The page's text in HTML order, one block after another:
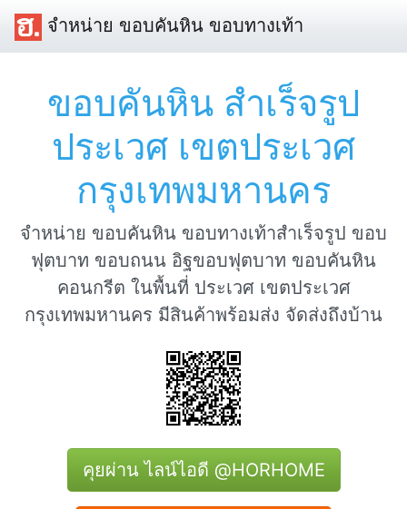
จำหน่าย ขอบคันหิน ขอบทางเท้า
ขอบคันหิน สำเร็จรูป
ประเวศ เขตประเวศ
กรุงเทพมหานคร
จำหน่าย ขอบคันหิน ขอบทางเท้าสำเร็จรูป ขอบ
ฟุตบาท ขอบถนน อิฐขอบฟุตบาท ขอบคันหิน
คอนกรีต ในพื้นที่ ประเวศ เขตประเวศ
กรุงเทพมหานคร มีสินค้าพร้อมส่ง จัดส่งถึงบ้าน
คุยผ่าน ไลน์ไอดี @HORHOME